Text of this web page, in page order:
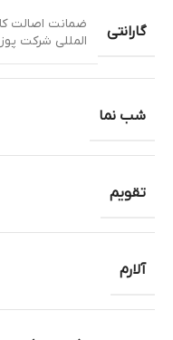
گارانتی
المللی شرکت
شب نما
تقویم
آلارم